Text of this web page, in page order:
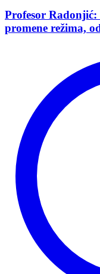
Profesor
promene režima,